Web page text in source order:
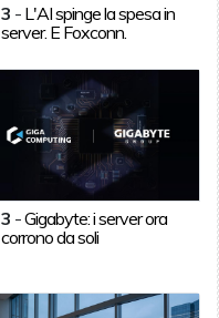
3 - L'AI spinge la spesa in
server. E Foxconn.
3 -Gigabyte: i server ora
corrono da soli